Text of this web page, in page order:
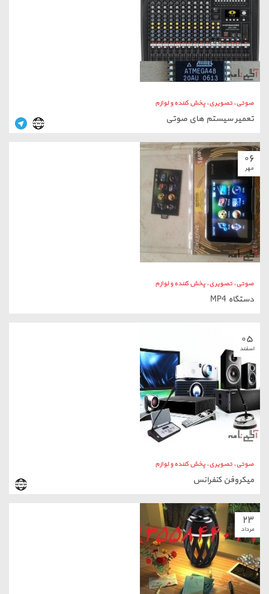
۰۶
مهر
صوتی، تصویری، پخش کننده و لوازم
دستگاه MP4
۰۵
اسفند
صوتی، تصویری، پخش کننده و لوازم
میکروفن کنفرانس
۲۳
مرداد
صوتی، تصویری، پخش کننده و لوازم
فروش عمده اسپیکر اتمسفر
۱۵
اردیبهشت